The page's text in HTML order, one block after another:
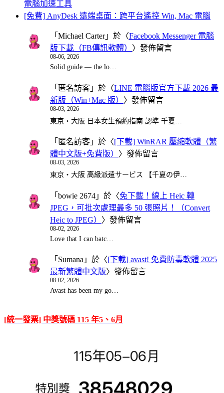
電腦加速工具
[免費] AnyDesk 遠端桌面：跨平台遙控 Win, Mac 電腦
「 Michael Carter」於〈Facebook Messenger 電腦
版下載（FB傳訊軟體） 〉發佈留言
08-06, 2026
Solid guide — the lo…
「 匿名訪客 」於〈LINE 電腦版官方下載 2026 最
新版（Win+Mac 版） 〉發佈留言
08-03, 2026
東京・大阪 日本女生預約指南 認準 千夏…
「 匿名訪客 」於〈[下載] WinRAR 壓縮軟體（繁
體中文版+免費版） 〉發佈留言
08-03, 2026
東京・大阪 高級派遣サービス 【千夏の伊…
「 bowie 2674 」於〈免下載！線上 Heic 轉
JPEG，可批次處理最多 50 張照片！（Convert
Heic to JPEG） 〉發佈留言
08-02, 2026
Love that I can batc…
「 Sumana 」於〈[下載] avast! 免費防毒軟體 2025
最新繁體中文版〉發佈留言
08-02, 2026
Avast has been my go…
[統一發票] 中獎號碼 115 年5、6月